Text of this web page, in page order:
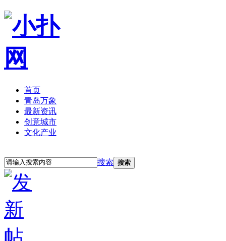
首页
青岛万象
最新资讯
创意城市
文化产业
搜索 搜索